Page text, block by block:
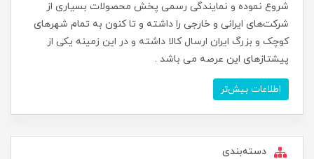
شروع نموده و نمایندگی رسمی پخش محصولات بسیاری از
شرکت‌های ایرانی و خارجی را داشته و تا کنون به تمام شهرهای
کوچک و بزرگ ایران ارسال کالا داشته و در این زمینه یکی از
پیشتازهای این عرصه می باشد .
اطلاعات بیش‌تر
دسته‌بندی